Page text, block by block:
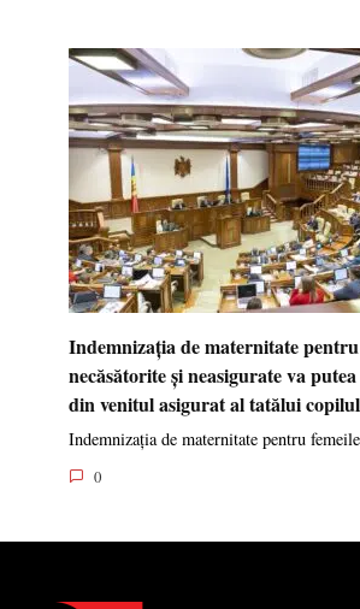
Indemnizația de maternitate
necăsătorite și neasigurate va
din venitul asigurat al tatălui
Indemnizația de maternitate pentru
0